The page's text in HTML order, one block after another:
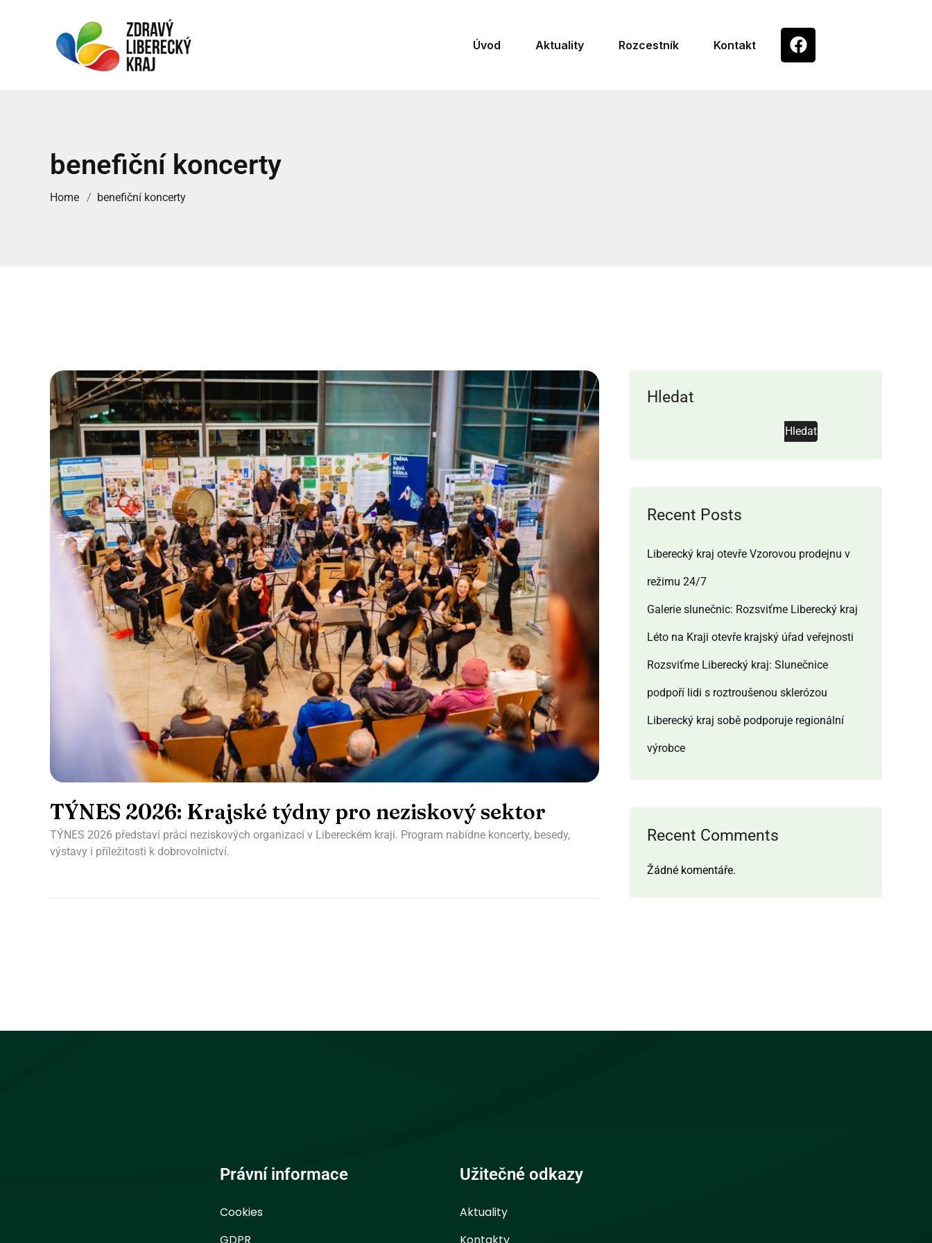
Úvod Aktuality Rozcestník Kontakt
benefiční koncerty
Home benefiční koncerty
Hledat
Hledat
Recent Posts
Liberecký kraj otevře Vzorovou prodejnu v
režimu 24/7
Galerie slunečnic: Rozsviťme Liberecký kraj
Léto na Kraji otevře krajský úřad veřejnosti
Rozsviťme Liberecký kraj: Slunečnice
podpoří lidi s roztroušenou sklerózou
Liberecký kraj sobě podporuje regionální
výrobce
Recent Comments
Žádné komentáře.
TÝNES 2026: Krajské týdny pro neziskový sektor
TÝNES 2026 představí práci neziskových organizací v Libereckém kraji. Program nabídne koncerty, besedy,
výstavy i příležitosti k dobrovolnictví.
Právní informace
Cookies
GDPR
Užitečné odkazy
Aktuality
Kontakty